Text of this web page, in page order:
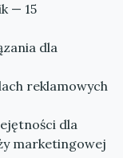
— 15
dla
reklamowych
dla
marketingowej